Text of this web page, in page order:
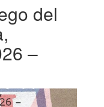
del
–